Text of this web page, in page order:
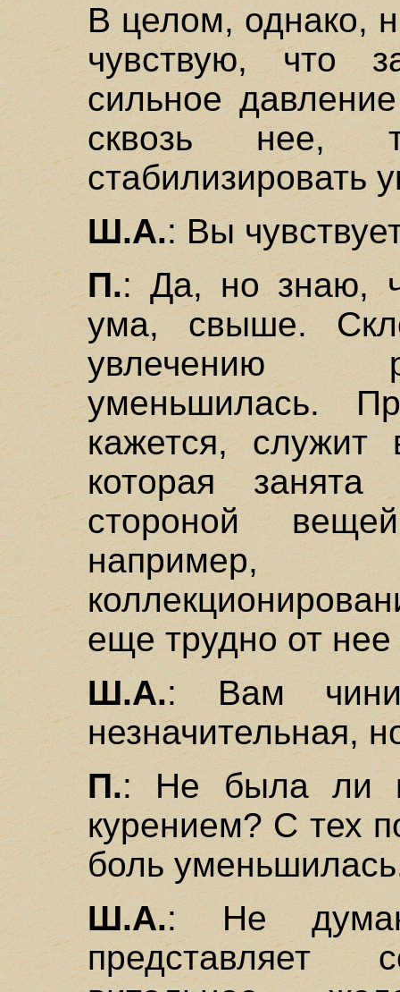
В целом, однако,
чувствую, что
сильное
сквозь нее,
стабилизировать
Ш.А.: Вы
П.: Да, но знаю,
ума, свыше.
увлечению
уменьшилась.
кажется,
которая занята
стороной
еще трудно от нее
Ш.А.: Вам
незначительная,
П.: Не была ли
курением? С тех
боль
Ш.А.: Не